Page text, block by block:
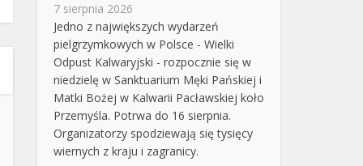
7 sierpnia 2026
Jedno z największych wydarzeń
pielgrzymkowych w Polsce - Wielki
Odpust Kalwaryjski - rozpocznie się w
niedzielę w Sanktuarium Męki Pańskiej i
Matki Bożej w Kalwarii Pacławskiej koło
Przemyśla. Potrwa do 16 sierpnia.
Organizatorzy spodziewają się tysięcy
wiernych z kraju i zagranicy.